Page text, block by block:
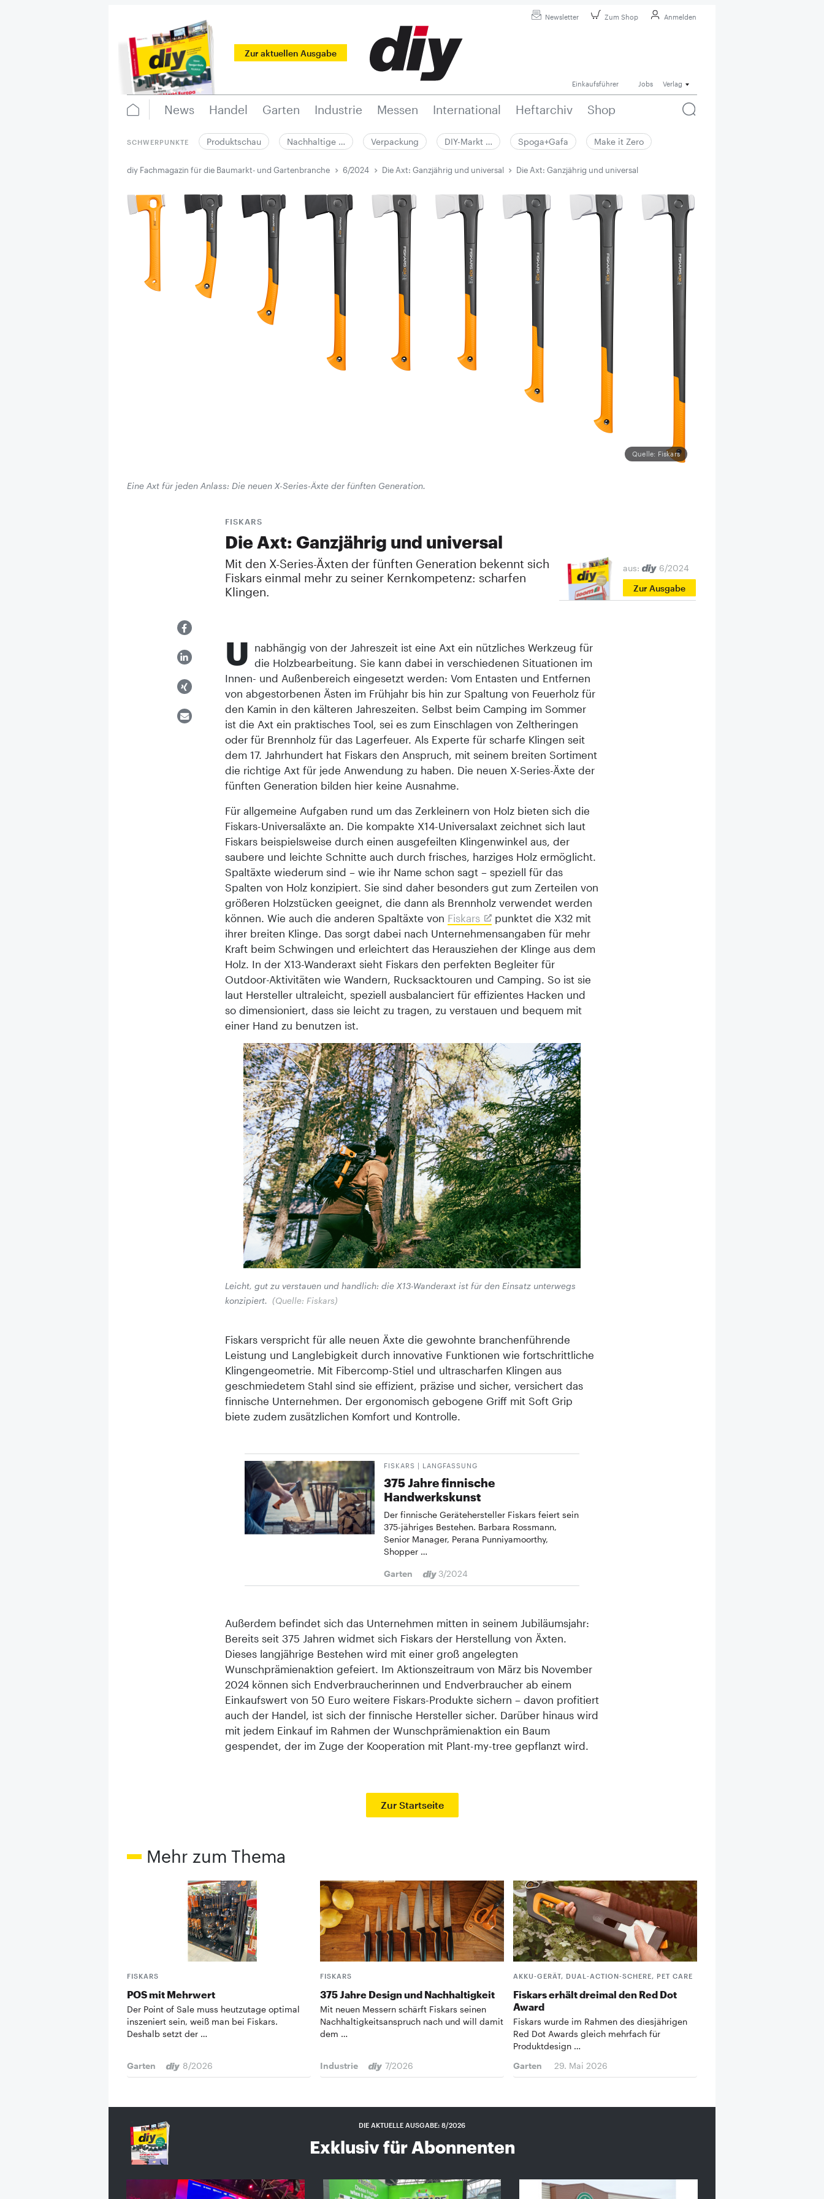
Newsletter Zum Shop Anmelden
Zur aktuellen Ausgabe
Einkaufsführer Jobs Verlag
News Handel Garten Industrie Messen International Heftarchiv Shop
SCHWERPUNKTE Produktschau Nachhaltige … Verpackung DIY-Markt … Spoga+Gafa Make it Zero
diy Fachmagazin für die Baumarkt- und Gartenbranche 6/2024 Die Axt: Ganzjährig und universal Die Axt: Ganzjährig und universal
Quelle: Fiskars
Eine Axt für jeden Anlass: Die neuen X-Series-Äxte der fünften Generation.
FISKARS
Die Axt: Ganzjährig und universal
Mit den X-Series-Äxten der fünften Generation bekennt sich
Fiskars einmal mehr zu seiner Kernkompetenz: scharfen
Klingen.
aus:
6/2024
Zur Ausgabe
U nabhängig von der Jahreszeit ist eine Axt ein nützliches Werkzeug für
die Holzbearbeitung. Sie kann dabei in verschiedenen Situationen im
Innen- und Außenbereich eingesetzt werden: Vom Entasten und Entfernen
von abgestorbenen Ästen im Frühjahr bis hin zur Spaltung von Feuerholz für
den Kamin in den kälteren Jahreszeiten. Selbst beim Camping im Sommer
ist die Axt ein praktisches Tool, sei es zum Einschlagen von Zeltheringen
oder für Brennholz für das Lagerfeuer. Als Experte für scharfe Klingen seit
dem 17. Jahrhundert hat Fiskars den Anspruch, mit seinem breiten Sortiment
die richtige Axt für jede Anwendung zu haben. Die neuen X-Series-Äxte der
fünften Generation bilden hier keine Ausnahme.
Für allgemeine Aufgaben rund um das Zerkleinern von Holz bieten sich die
Fiskars-Universaläxte an. Die kompakte X14-Universalaxt zeichnet sich laut
Fiskars beispielsweise durch einen ausgefeilten Klingenwinkel aus, der
saubere und leichte Schnitte auch durch frisches, harziges Holz ermöglicht.
Spaltäxte wiederum sind – wie ihr Name schon sagt – speziell für das
Spalten von Holz konzipiert. Sie sind daher besonders gut zum Zerteilen von
größeren Holzstücken geeignet, die dann als Brennholz verwendet werden
können. Wie auch die anderen Spaltäxte von Fiskars
punktet die X32 mit
ihrer breiten Klinge. Das sorgt dabei nach Unternehmensangaben für mehr
Kraft beim Schwingen und erleichtert das Herausziehen der Klinge aus dem
Holz. In der X13-Wanderaxt sieht Fiskars den perfekten Begleiter für
Outdoor-Aktivitäten wie Wandern, Rucksacktouren und Camping. So ist sie
laut Hersteller ultraleicht, speziell ausbalanciert für effizientes Hacken und
so dimensioniert, dass sie leicht zu tragen, zu verstauen und bequem mit
einer Hand zu benutzen ist.
Leicht, gut zu verstauen und handlich: die X13-Wanderaxt ist für den Einsatz unterwegs
konzipiert. (Quelle: Fiskars)
Fiskars verspricht für alle neuen Äxte die gewohnte branchenführende
Leistung und Langlebigkeit durch innovative Funktionen wie fortschrittliche
Klingengeometrie. Mit Fibercomp-Stiel und ultrascharfen Klingen aus
geschmiedetem Stahl sind sie effizient, präzise und sicher, versichert das
finnische Unternehmen. Der ergonomisch gebogene Griff mit Soft Grip
biete zudem zusätzlichen Komfort und Kontrolle.
FISKARS | LANGFASSUNG
375 Jahre finnische
Handwerkskunst
Der finnische Gerätehersteller Fiskars feiert sein
375-jähriges Bestehen. Barbara Rossmann,
Senior Manager, Perana Punniyamoorthy,
Shopper …
Garten 3/2024
Außerdem befindet sich das Unternehmen mitten in seinem Jubiläumsjahr:
Bereits seit 375 Jahren widmet sich Fiskars der Herstellung von Äxten.
Dieses langjährige Bestehen wird mit einer groß angelegten
Wunschprämienaktion gefeiert. Im Aktionszeitraum von März bis November
2024 können sich Endverbraucherinnen und Endverbraucher ab einem
Einkaufswert von 50 Euro weitere Fiskars-Produkte sichern – davon profitiert
auch der Handel, ist sich der finnische Hersteller sicher. Darüber hinaus wird
mit jedem Einkauf im Rahmen der Wunschprämienaktion ein Baum
gespendet, der im Zuge der Kooperation mit Plant-my-tree gepflanzt wird.
Zur Startseite
Mehr zum Thema
FISKARS
POS mit Mehrwert
Der Point of Sale muss heutzutage optimal
inszeniert sein, weiß man bei Fiskars.
Deshalb setzt der …
Garten 8/2026
FISKARS
375 Jahre Design und ­Nachhaltigkeit
Mit neuen Messern schärft Fiskars seinen
Nachhaltigkeitsanspruch nach und will damit
dem …
Industrie 7/2026
AKKU-GERÄT, DUAL-ACTION-SCHERE, PET CARE
Fiskars erhält dreimal den Red Dot
Award
Fiskars wurde im Rahmen des diesjährigen
Red Dot Awards gleich mehrfach für
Produktdesign …
Garten
29. Mai 2026
DIE AKTUELLE AUSGABE: 8/2026
Exklusiv für Abonnenten